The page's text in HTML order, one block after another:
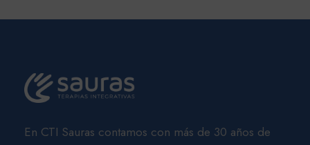
En CTI Sauras contamos con más de 30 años de